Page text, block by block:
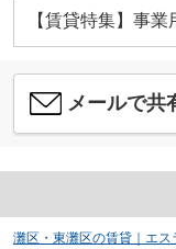
【賃貸特集】事業
メールで共
灘区・東灘区の賃貸｜エス